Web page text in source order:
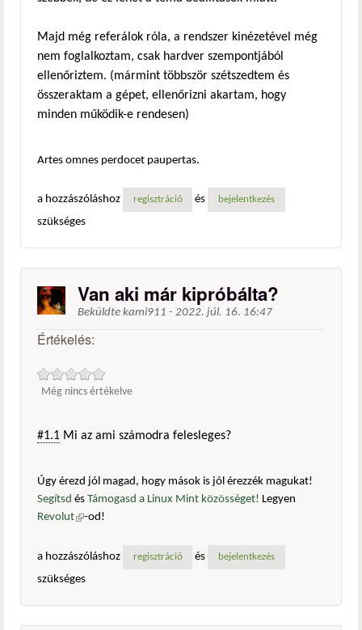
Majd még referálok róla, a rendszer kinézetével még
nem foglalkoztam, csak hardver szempontjából
ellenőriztem. (mármint többször szétszedtem és
összeraktam a gépet, ellenőrizni akartam, hogy
minden működik-e rendesen)
Artes omnes perdocet paupertas.
a hozzászóláshoz regisztráció és bejelentkezés
szükséges
Van aki már kipróbálta?
Beküldte kami911 - 2022. júl. 16. 16:47
Értékelés:
Még nincs értékelve
#1.1 Mi az ami számodra felesleges?
Úgy érezd jól magad, hogy mások is jól érezzék magukat!
Segítsd és Támogasd a Linux Mint közösséget! Legyen
Revolut(külső hivatkozás)
-od!
a hozzászóláshoz regisztráció és bejelentkezés
szükséges